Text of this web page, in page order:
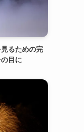
るための完
目に